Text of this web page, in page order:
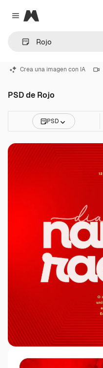
Close menu
Magnific
Crea una imagen con IA
PSD de Rojo
PSD